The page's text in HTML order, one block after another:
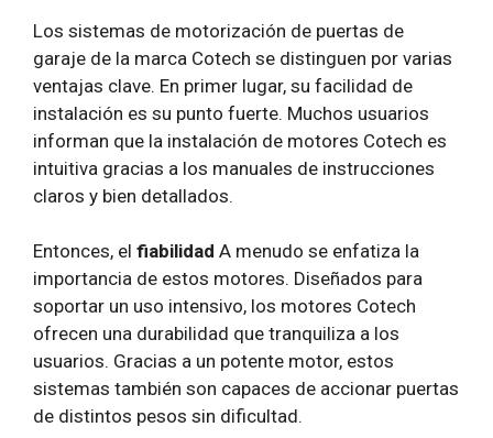
Los sistemas de motorización de puertas de
garaje de la marca Cotech se distinguen por varias
ventajas clave. En primer lugar, su facilidad de
instalación es su punto fuerte. Muchos usuarios
informan que la instalación de motores Cotech es
intuitiva gracias a los manuales de instrucciones
claros y bien detallados.
Entonces, el fiabilidad A menudo se enfatiza la
importancia de estos motores. Diseñados para
soportar un uso intensivo, los motores Cotech
ofrecen una durabilidad que tranquiliza a los
usuarios. Gracias a un potente motor, estos
sistemas también son capaces de accionar puertas
de distintos pesos sin dificultad.